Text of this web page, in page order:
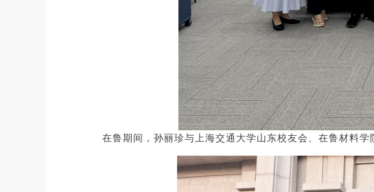
在鲁期间，孙丽珍与上海交通大学山东校友会、在鲁材料